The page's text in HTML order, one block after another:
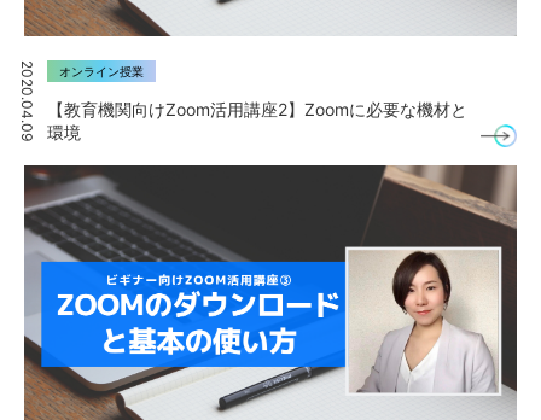
2020.04.09 オンライン授業
【教育機関向けZoom活用講座2】Zoomに必要な機材と
環境